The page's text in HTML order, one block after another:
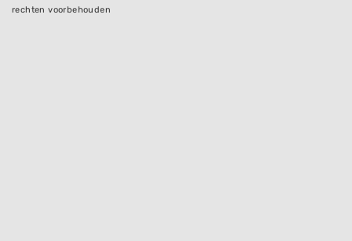
rechten voorbehouden